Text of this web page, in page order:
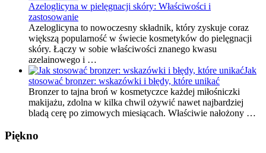
Azeloglicyna w pielęgnacji skóry: Właściwości i
zastosowanie
Azeloglicyna to nowoczesny składnik, który zyskuje coraz
większą popularność w świecie kosmetyków do pielęgnacji
skóry. Łączy w sobie właściwości znanego kwasu
azelainowego i …
Jak
stosować bronzer: wskazówki i błędy, które unikać
Bronzer to tajna broń w kosmetyczce każdej miłośniczki
makijażu, zdolna w kilka chwil ożywić nawet najbardziej
bladą cerę po zimowych miesiącach. Właściwie nałożony …
Piękno